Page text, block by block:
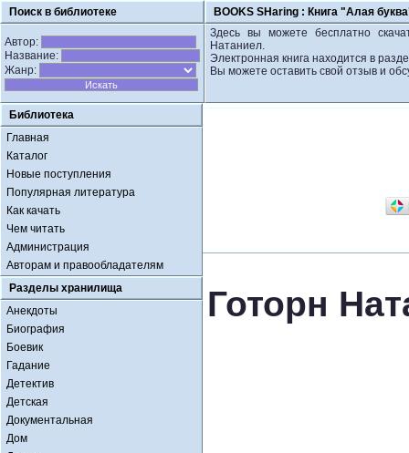
Поиск в библиотеке BOOKS SHaring : Книга "Алая
Автор:
Название:
Жанр:
Здесь вы можете бесплатно
Натаниел.
Электронная книга находится в
Вы можете оставить свой отзыв и
Библиотека
Главная
Каталог
Новые поступления
Популярная литература
Как качать
Чем читать
Администрация
Авторам и правообладателям
Разделы хранилища
Анекдоты
Биография
Боевик
Гадание
Детектив
Детская
Документальная
Дом
Готорн